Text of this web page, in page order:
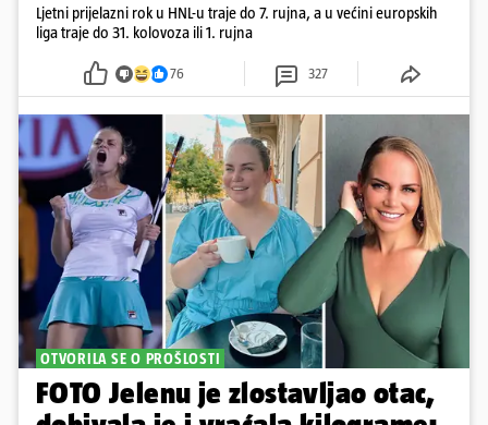
Ljetni prijelazni rok u HNL-u traje do 7. rujna, a u većini europskih
liga traje do 31. kolovoza ili 1. rujna
76 327
OTVORILA SE O PROŠLOSTI
FOTO Jelenu je zlostavljao otac,